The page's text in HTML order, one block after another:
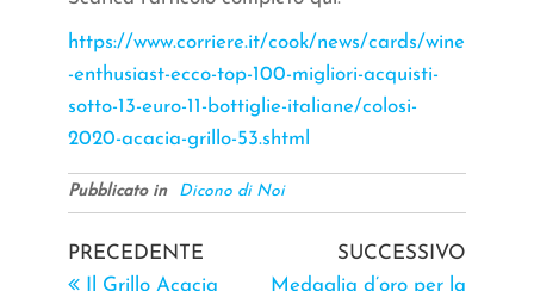
https://www.corriere.it/cook/news/cards/wine
-enthusiast-ecco-top-100-migliori-acquisti-
sotto-13-euro-11-bottiglie-italiane/colosi-
2020-acacia-grillo-53.shtml
Pubblicato in Dicono di Noi
PRECEDENTE
Il Grillo Acacia
SUCCESSIVO
Medaglia d’oro per la